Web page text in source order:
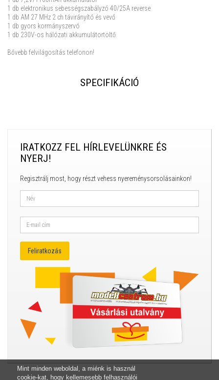
Mint minden weboldal, a miénk is használ
cookie-kat, hogy kellemesebb felhasználói
1 db elektronikus sebességszabályzó 40/25A reverse
1 db AM 27 MHz 2 ch távirányító és vevő
1 db gyors kormányszervó
1 db 230V-os hálózati akkumulátortöltő
Bővebb felvilágosítás telefonon!
SPECIFIKÁCIÓ
IRATKOZZ FEL HÍRLEVELÜNKRE ÉS
NYERJ!
Regisztrálj most, hogy részt vehess nyereménysorsolásainkon!